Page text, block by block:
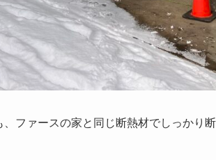
ファースの家と同じ断熱材でしっかり